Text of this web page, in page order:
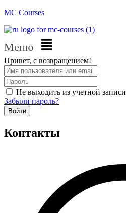
MC Courses
Меню
Привет, с возвращением!
Не выходить из учетной записи
Забыли пароль?
Войти
Контакты